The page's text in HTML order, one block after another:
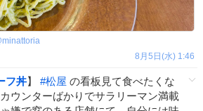
minattoria
8月5日(水) 1:46
フ丼】 #松屋 の看板見て食べたくな
ウンターばかりでサラリーマン満載